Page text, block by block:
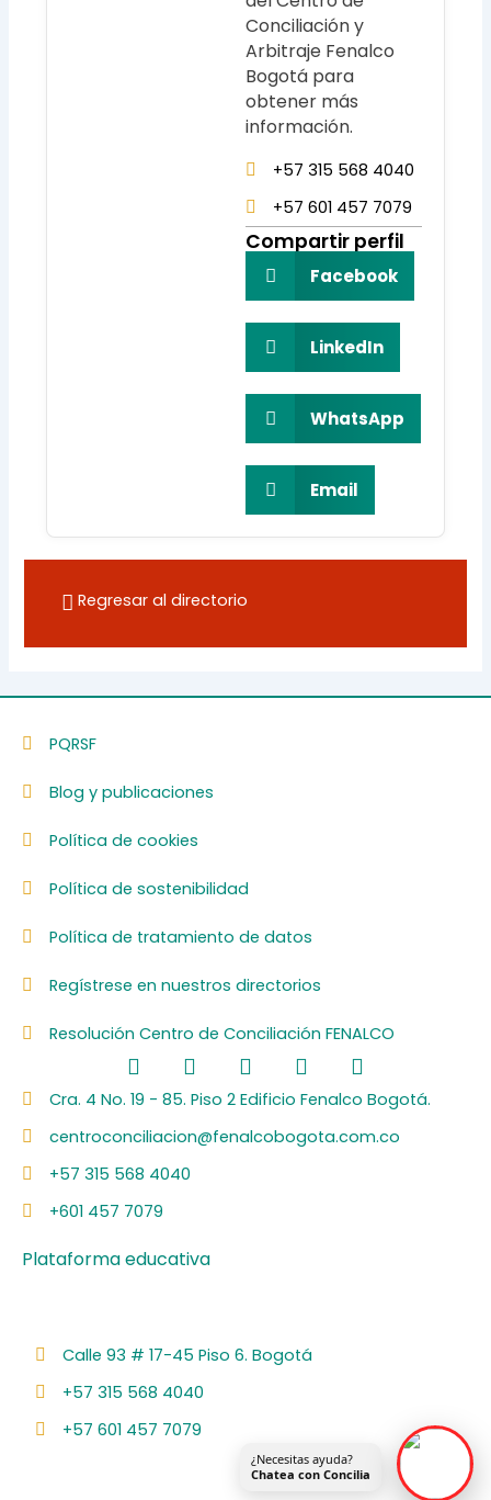
Conciliación y
Arbitraje Fenalco
Bogotá para
obtener más
información.
+57 315 568 4040
+57 601 457 7079
Compartir perfil
Facebook
LinkedIn
WhatsApp
Email
Regresar al directorio
PQRSF
Blog y publicaciones
Política de cookies
Política de sostenibilidad
Política de tratamiento de datos
Regístrese en nuestros directorios
Resolución Centro de Conciliación FENALCO
F
a
c
e
b
o
o
k
L
i
n
e
d
i
I
n
s
t
a
Y
o
u
u
S
p
o
i
Cra. 4 No. 19 - 85. Piso 2 Edificio Fenalco Bogotá.
centroconciliacion@fenalcobogota.com.co
+57 315 568 4040
+601 457 7079
Plataforma educativa
Calle 93 # 17-45 Piso 6. Bogotá
+57 315 568 4040
+57 601 457 7079
¿Necesitas ayuda?
Chatea con Concilia